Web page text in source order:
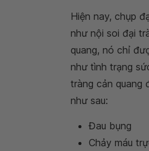
Hiện nay, chụp
như nội soi đại
quang, nó chỉ
như tình trạng
tràng cản quang
như sau:
Đau bụng
Chảy máu